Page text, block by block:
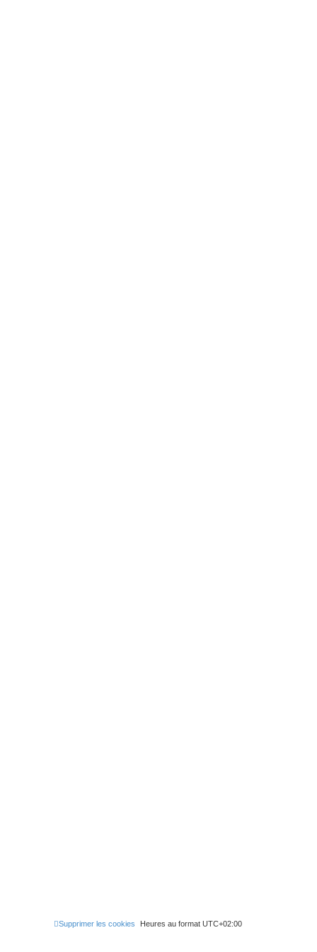
Heures au format UTC+02:00
Supprimer les cookies